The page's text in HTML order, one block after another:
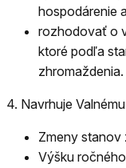
hospodárenie
rozhodovať o
ktoré podľa
zhromaždenia.
4. Navrhuje
Zmeny stanov
Výšku